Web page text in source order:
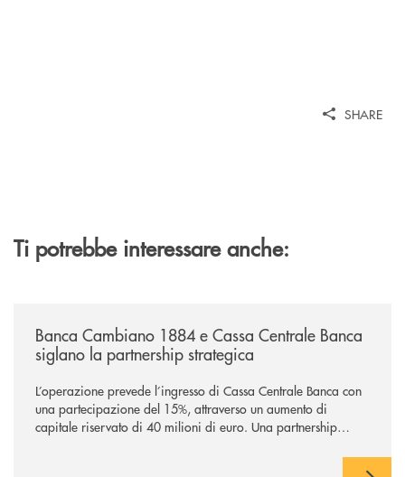
SHARE
Ti potrebbe interessare anche:
Banca Cambiano 1884 e Cassa Centrale Banca
siglano la partnership strategica
L’operazione prevede l’ingresso di Cassa Centrale Banca con
una partecipazione del 15%, attraverso un aumento di
capitale riservato di 40 milioni di euro. Una partnership
comuni e sulla prossimità ai territori, per ampliare l’offerta e